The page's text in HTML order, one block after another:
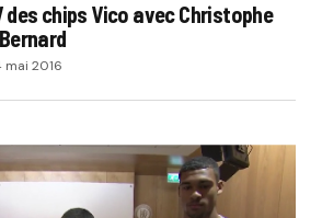
des chips Vico avec Christophe
mai 2016